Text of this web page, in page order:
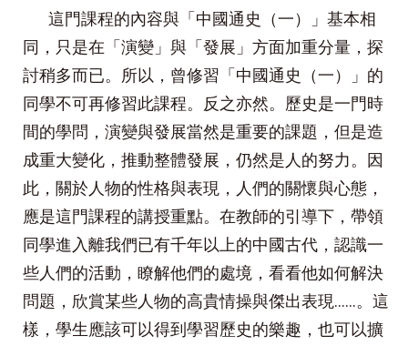
這門課程的內容與「中國通史（一）」基本相
同，只是在「演變」與「發展」方面加重分量，探
討稍多而已。所以，曾修習「中國通史（一）」的
同學不可再修習此課程。反之亦然。 歷史是一門時
間的學問，演變與發展當然是重要的課題，但是造
成重大變化，推動整體發展，仍然是人的努力。因
此，關於人物的性格與表現，人們的關懷與心態，
應是這門課程的講授重點。在教師的引導下，帶領
同學進入離我們已有千年以上的中國古代，認識一
些人們的活動，瞭解他們的處境，看看他如何解決
問題，欣賞某些人物的高貴情操與傑出表現……。這
樣，學生應該可以得到學習歷史的樂趣，也可以擴